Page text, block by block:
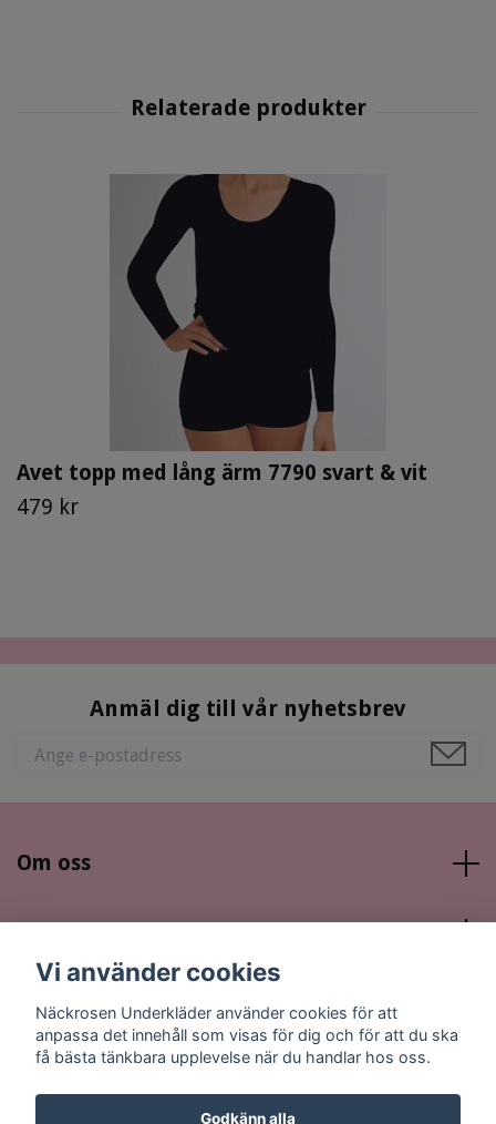
Avet topp med lång ärm 7790 svart & vit
479 kr
Anmäl dig till vår nyhetsbrev
Om oss
Sociala medier
Vi använder cookies
Näckrosen Underkläder använder cookies för att
anpassa det innehåll som visas för dig och för att du ska
få bästa tänkbara upplevelse när du handlar hos oss.
Godkänn alla